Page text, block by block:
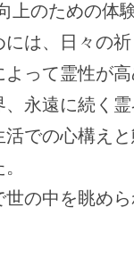
上のための体
には、日々の
って霊性が
永遠に続く
での心構え
世の中を眺め